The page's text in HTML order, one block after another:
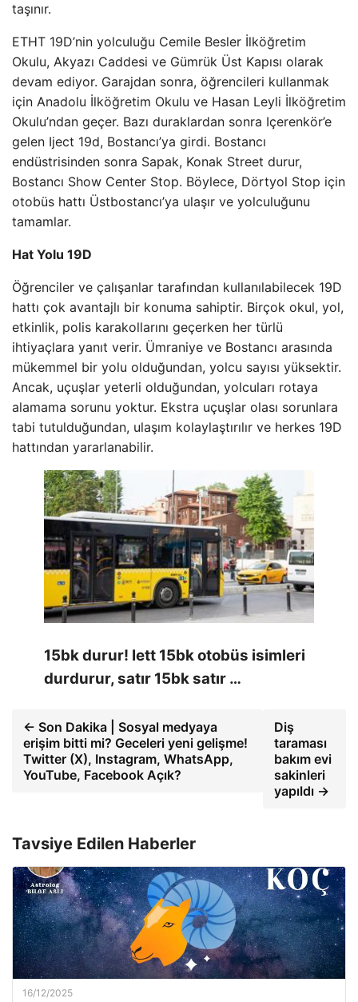
taşınır.
ETHT 19D’nin yolculuğu Cemile Besler İlköğretim
Okulu, Akyazı Caddesi ve Gümrük Üst Kapısı olarak
devam ediyor. Garajdan sonra, öğrencileri kullanmak
için Anadolu İlköğretim Okulu ve Hasan Leyli İlköğretim
Okulu’ndan geçer. Bazı duraklardan sonra Içerenkör’e
gelen Iject 19d, Bostancı’ya girdi. Bostancı
endüstrisinden sonra Sapak, Konak Street durur,
Bostancı Show Center Stop. Böylece, Dörtyol Stop için
otobüs hattı Üstbostancı’ya ulaşır ve yolculuğunu
tamamlar.
Hat Yolu 19D
Öğrenciler ve çalışanlar tarafından kullanılabilecek 19D
hattı çok avantajlı bir konuma sahiptir. Birçok okul, yol,
etkinlik, polis karakollarını geçerken her türlü
ihtiyaçlara yanıt verir. Ümraniye ve Bostancı arasında
mükemmel bir yolu olduğundan, yolcu sayısı yüksektir.
Ancak, uçuşlar yeterli olduğundan, yolcuları rotaya
alamama sorunu yoktur. Ekstra uçuşlar olası sorunlara
tabi tutulduğundan, ulaşım kolaylaştırılır ve herkes 19D
hattından yararlanabilir.
15bk durur! Iett 15bk otobüs isimleri
durdurur, satır 15bk satır …
← Son Dakika | Sosyal medyaya
erişim bitti mi? Geceleri yeni gelişme!
Twitter (X), Instagram, WhatsApp,
YouTube, Facebook Açık?
Diş
taraması
bakım evi
sakinleri
yapıldı →
Tavsiye Edilen Haberler
16/12/2025